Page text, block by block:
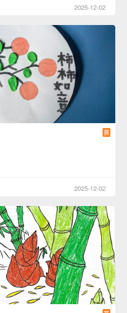
2025-12-02
赛
2025-12-02